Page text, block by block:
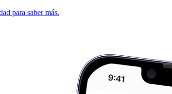
para saber más.